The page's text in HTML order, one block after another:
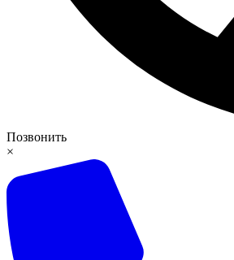
Позвонить
×